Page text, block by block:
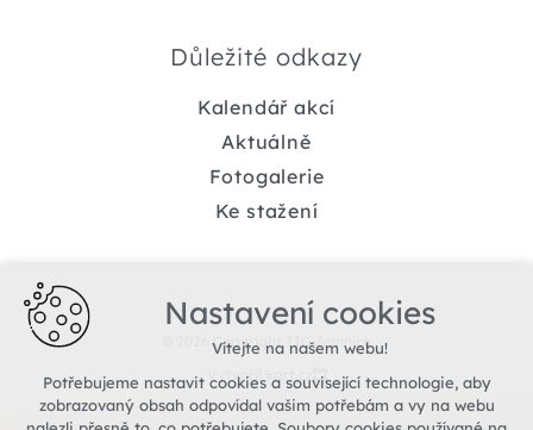
Důležité odkazy
Kalendář akcí
Aktuálně
Fotogalerie
Ke stažení
© 2026 Copyright TIC Jemnice
Vytvořil xart.cz
Nastavení cookies
Vítejte na našem webu!
Potřebujeme nastavit cookies a související technologie, aby
zobrazovaný obsah odpovídal vašim potřebám a vy na webu